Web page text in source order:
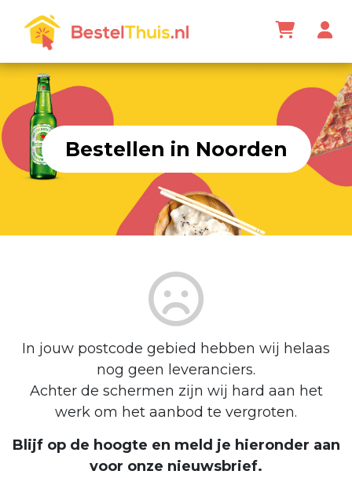
Bestellen in Noorden
In jouw postcode gebied hebben wij helaas
nog geen leveranciers.
Achter de schermen zijn wij hard aan het
werk om het aanbod te vergroten.
Blijf op de hoogte en meld je hieronder aan
voor onze nieuwsbrief.